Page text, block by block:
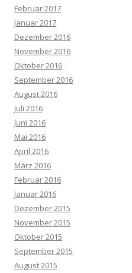
Februar 2017
Januar 2017
Dezember 2016
November 2016
Oktober 2016
September 2016
August 2016
Juli 2016
Juni 2016
Mai 2016
April 2016
März 2016
Februar 2016
Januar 2016
Dezember 2015
November 2015
Oktober 2015
September 2015
August 2015